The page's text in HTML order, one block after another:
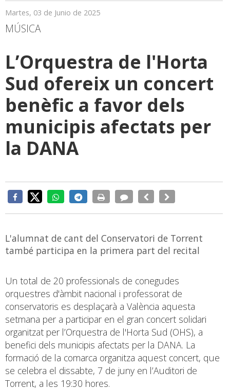
Martes, 03 de Junio de 2025
MÚSICA
L’Orquestra de l'Horta
Sud ofereix un concert
benèfic a favor dels
municipis afectats per
la DANA
L'alumnat de cant del Conservatori de Torrent
també participa en la primera part del recital
Un total de 20 professionals de conegudes
orquestres d'àmbit nacional i professorat de
conservatoris es desplaçarà a València aquesta
setmana per a participar en el gran concert solidari
organitzat per l’Orquestra de l'Horta Sud (OHS), a
benefici dels municipis afectats per la DANA. La
formació de la comarca organitza aquest concert, que
se celebra el dissabte, 7 de juny en l’Auditori de
Torrent, a les 19:30 hores.